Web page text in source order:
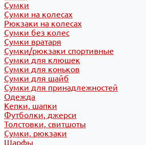
Сумки
Сумки на колесах
Рюкзаки на колесах
Сумки без колес
Сумки вратаря
Сумки/рюкзаки спортивные
Сумки для клюшек
Сумки для коньков
Сумки для шайб
Сумки для принадлежностей
Одежда
Кепки, шапки
Футболки, джерси
Толстовки, свитшоты
Сумки, рюкзаки
Шарфы